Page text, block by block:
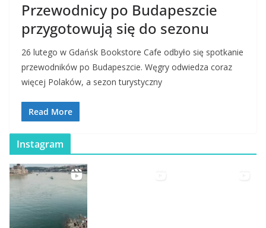
Przewodnicy po Budapeszcie
przygotowują się do sezonu
26 lutego w Gdańsk Bookstore Cafe odbyło się spotkanie
przewodników po Budapeszcie. Węgry odwiedza coraz
więcej Polaków, a sezon turystyczny
Read More
Instagram